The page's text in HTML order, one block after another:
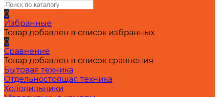
0
Избранные
Товар добавлен в список избранных
0
Сравнение
Товар добавлен в список сравнения
Бытовая техника
Отдельностоящая техника
Холодильники